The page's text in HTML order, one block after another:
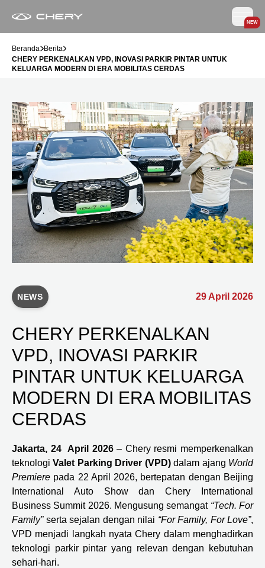
NEW
Beranda Berita
CHERY PERKENALKAN VPD, INOVASI PARKIR PINTAR UNTUK
KELUARGA MODERN DI ERA MOBILITAS CERDAS
NEWS 29 April 2026
CHERY PERKENALKAN
VPD, INOVASI PARKIR
PINTAR UNTUK KELUARGA
MODERN DI ERA MOBILITAS
CERDAS
Jakarta, 24 April 2026– Chery resmi memperkenalkan
teknologiValet Parking Driver (VPD)dalam ajang World
Premiere pada 22 April 2026, bertepatan dengan Beijing
International Auto Show dan Chery International
Business Summit 2026. Mengusung semangat “Tech. For
Family”serta sejalan dengan nilai “For Family, For Love”,
VPD menjadi langkah nyata Chery dalam menghadirkan
teknologi parkir pintar yang relevan dengan kebutuhan
sehari-hari.